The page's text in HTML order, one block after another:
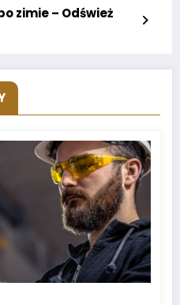
zimie – Odśwież